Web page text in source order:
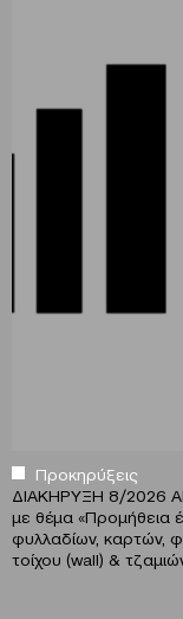
Προκηρύξεις
ΔΙΑΚΗΡΥΞΗ 8/2026
με θέμα «Προμήθεια
φυλλαδίων, καρτών,
τοίχου (wall) &